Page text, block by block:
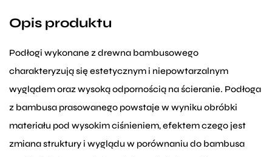
Opis produktu
Podłogi wykonane z drewna bambusowego
charakteryzują się estetycznym i niepowtarzalnym
wyglądem oraz wysoką odpornością na ścieranie. Podłoga
z bambusa prasowanego powstaje w wyniku obróbki
materiału pod wysokim ciśnieniem, efektem czego jest
zmiana struktury i wyglądu w porównaniu do bambusa